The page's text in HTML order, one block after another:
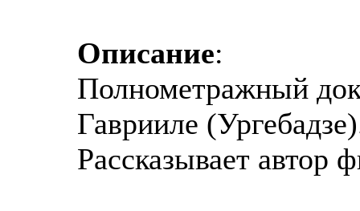
Описание:
Полнометражный
Гаврииле
Рассказывает автор